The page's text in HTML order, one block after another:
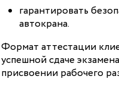
гарантировать
автокрана.
Формат аттестации
успешной сдаче
присвоении рабочего